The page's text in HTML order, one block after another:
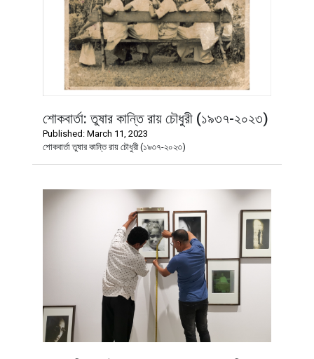
শোকবার্তা: তুষার কান্তি রায় চৌধুরী (১৯৩৭-২০২৩)
Published: March 11, 2023
শোকবার্তা তুষার কান্তি রায় চৌধুরী (১৯৩৭-২০২৩)